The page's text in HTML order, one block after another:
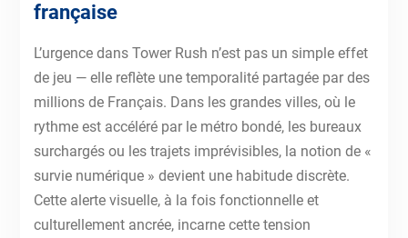
française
L’urgence dans Tower Rush n’est pas un simple effet
de jeu — elle reflète une temporalité partagée par des
millions de Français. Dans les grandes villes, où le
rythme est accéléré par le métro bondé, les bureaux
surchargés ou les trajets imprévisibles, la notion de «
survie numérique » devient une habitude discrète.
Cette alerte visuelle, à la fois fonctionnelle et
culturellement ancrée, incarne cette tension